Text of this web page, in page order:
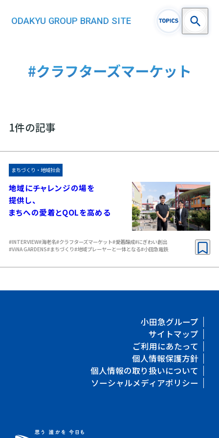
ODAKYU GROUP BRAND SITE
#クラフターズマーケット
1件の記事
まちづくり・地域社会
地域にチャレンジの場を
提供し、
まちへの愛着とQOLを高める
#INTERVIEW#海老名#クラフターズマーケット#愛着醸成#にぎわい創出
#ViNA GARDENS#まちづくり#地域プレーヤーと一体となる#小田急電鉄
小田急グループ
サイトマップ
ご利用にあたって
個人情報保護方針
個人情報の取り扱いについて
ソーシャルメディアポリシー